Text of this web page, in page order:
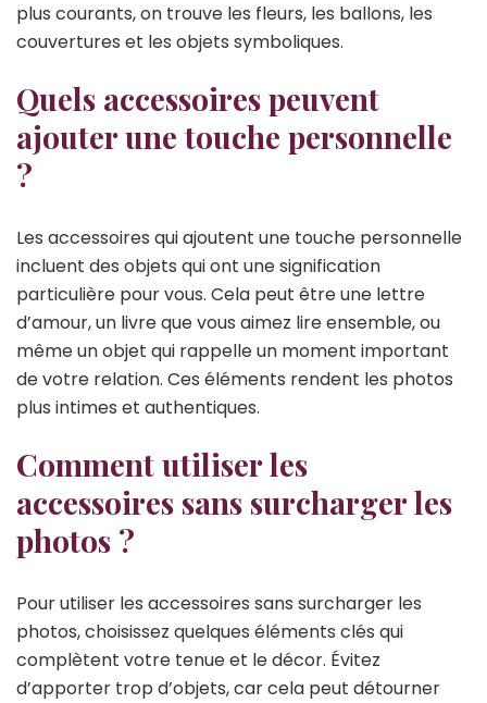
plus courants, on trouve les fleurs, les ballons, les
couvertures et les objets symboliques.
Quels accessoires peuvent
ajouter une touche personnelle
?
Les accessoires qui ajoutent une touche personnelle
incluent des objets qui ont une signification
particulière pour vous. Cela peut être une lettre
d’amour, un livre que vous aimez lire ensemble, ou
même un objet qui rappelle un moment important
de votre relation. Ces éléments rendent les photos
plus intimes et authentiques.
Comment utiliser les
accessoires sans surcharger les
photos ?
Pour utiliser les accessoires sans surcharger les
photos, choisissez quelques éléments clés qui
complètent votre tenue et le décor. Évitez
d’apporter trop d’objets, car cela peut détourner